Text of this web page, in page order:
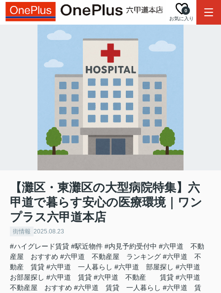
お気に入り
0
【灘区・東灘区の大型病院特集】六
甲道で暮らす安心の医療環境｜ワン
プラス六甲道本店
街情報 2025.08.23
#ハイグレード賃貸 #駅近物件 #内見予約受付中 #六甲道 不動
産屋 おすすめ #六甲道 不動産屋 ランキング #六甲道 不
動産 賃貸 #六甲道 一人暮らし #六甲道 部屋探し #六甲道
お部屋探し #六甲道 賃貸 #六甲道 不動産 賃貸 #六甲道
不動産屋 おすすめ #六甲道 賃貸 一人暮らし #六甲道 賃